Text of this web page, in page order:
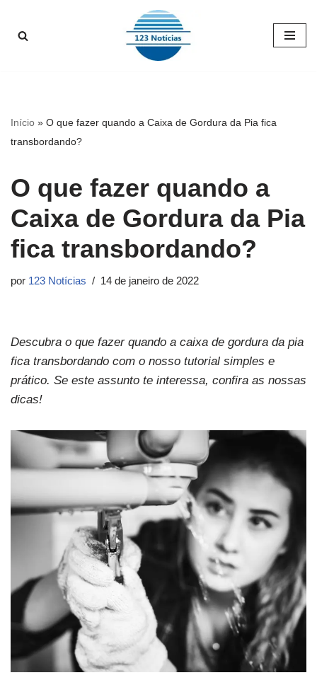
Pular
Início » O que fazer quando a Caixa de Gordura da Pia fica
transbordando?
O que fazer quando a
Caixa de Gordura da Pia
fica transbordando?
por 123 Notícias 14 de janeiro de 2022
Descubra o que fazer quando a caixa de gordura da pia
fica transbordando com o nosso tutorial simples e
prático. Se este assunto te interessa, confira as nossas
dicas!